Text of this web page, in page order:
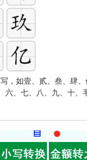
，如壹、贰、叁、肆
六、七、八、九、十